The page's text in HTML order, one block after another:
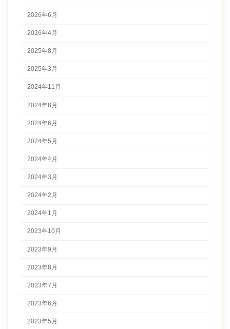
2026年6月
2026年4月
2025年8月
2025年3月
2024年11月
2024年8月
2024年6月
2024年5月
2024年4月
2024年3月
2024年2月
2024年1月
2023年10月
2023年9月
2023年8月
2023年7月
2023年6月
2023年5月